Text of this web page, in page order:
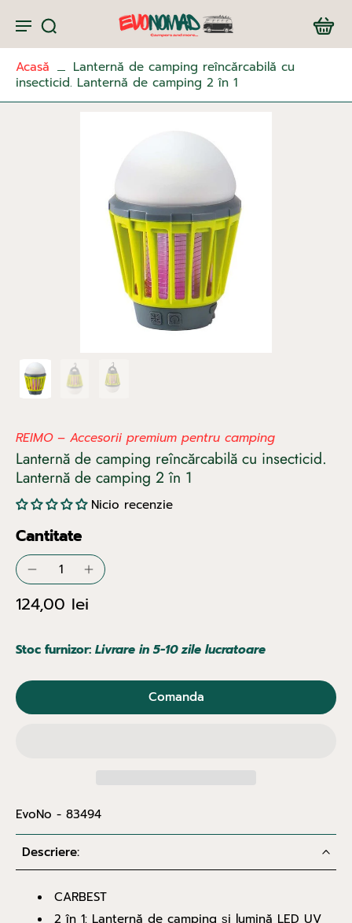
Acasă
Lanternă de camping reîncărcabilă cu
insecticid. Lanternă de camping 2 în 1
REIMO – Accesorii premium pentru camping
Lanternă de camping reîncărcabilă cu insecticid.
Lanternă de camping 2 în 1
Nicio recenzie
Cantitate
124,00 lei
Comanda
Stoc furnizor: Livrare in 5-10 zile lucratoare
EvoNo - 83494
Descriere:
CARBEST
2 în 1: Lanternă de camping și lumină LED UV